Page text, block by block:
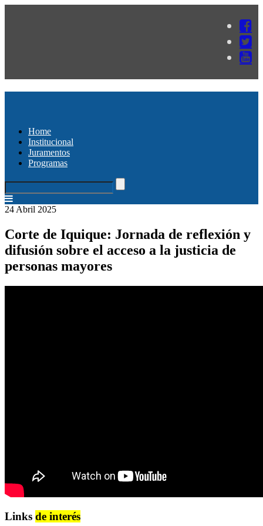
Home
Institucional
Juramentos
Programas
24 Abril 2025
Corte de Iquique: Jornada de reflexión y
difusión sobre el acceso a la justicia de
personas mayores
Links de interés